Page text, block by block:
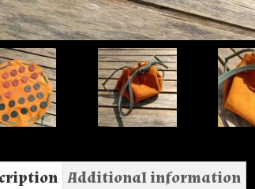
Additional information